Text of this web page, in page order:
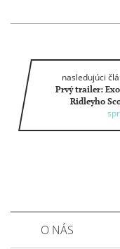
nasledujúci
Prvý trailer:
Ridleyho
O NÁS